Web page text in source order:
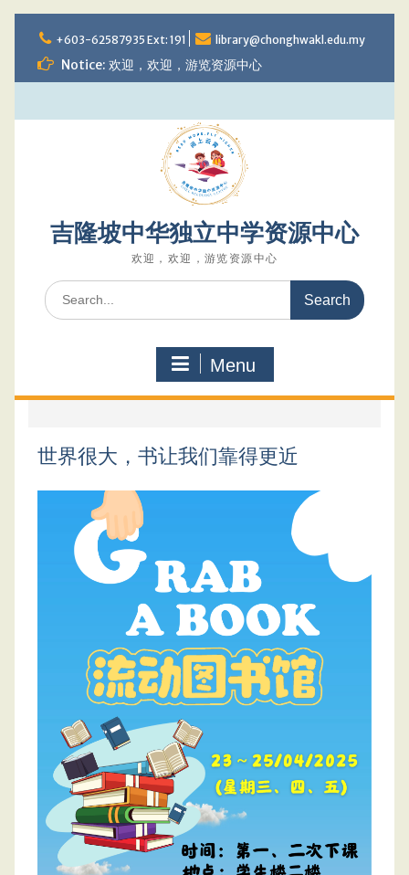
to
content
+603-62587935 Ext: 191 library@chonghwakl.edu.my
Notice: 欢迎，欢迎，游览资源中心
吉隆坡中华独立中学资源中心
欢迎，欢迎，游览资源中心
Search
for:
Menu
世界很大，书让我们靠得更近